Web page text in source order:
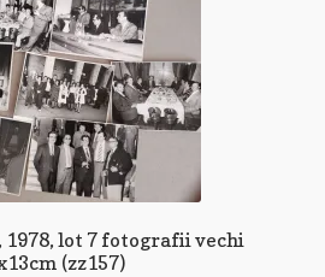
1978, lot 7 fotografii vechi
(zz157)